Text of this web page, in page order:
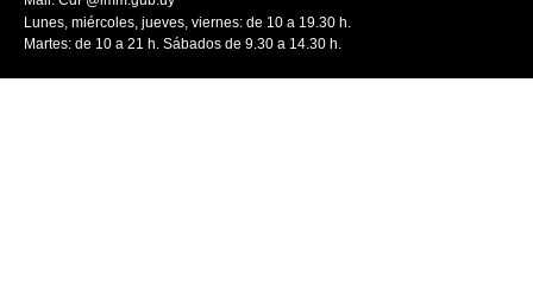
Lunes, miércoles, jueves, viernes: de 10 a 19.30 h.
Martes: de 10 a 21 h. Sábados de 9.30 a 14.30 h.